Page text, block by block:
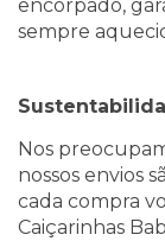
encorpado,
sempre
Nos
nossos envios
cada compra
Caiçarinhas